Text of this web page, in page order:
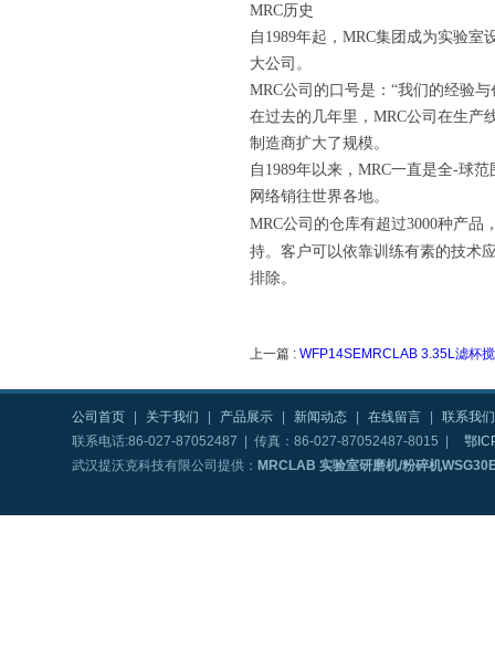
MRC历史
自1989年起，MRC集团成为实验
大公司。
MRC公司 的口号是：“我们的经验
在过去的几年里， MRC公司 在生产
制造商扩大了规模。
自1989年以来，MRC一直是全-球范
网络销往世界各地。
MRC公司 的仓库有超过3000种产品
持。客户可以依靠训练有素的技术
排除。
上一篇 : WFP14SEMRCLAB 3.35L滤杯
公司首页 关于我们 产品展示 新闻动态 在线留言
联系我们
联系电话:86-027-87052487 | 传真：86-027-87052487-8015 |
鄂
武汉提沃克科技有限公司提供： MRCLAB 实验室研磨机/粉碎机